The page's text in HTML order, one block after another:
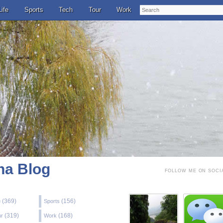
Sports Tech Tour Work
Search
Blog
(369) Sports (156)
(319) Work (168)
FOLLOW ME ON